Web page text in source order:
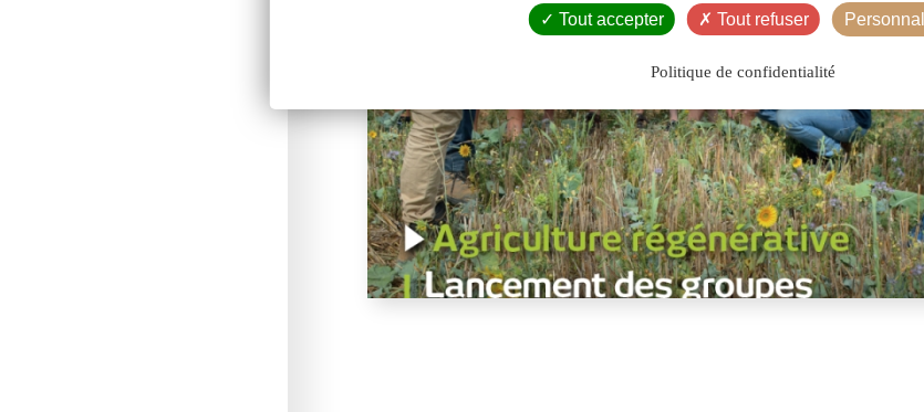
Tout accepter Tout refuser
Politique de confidentialité